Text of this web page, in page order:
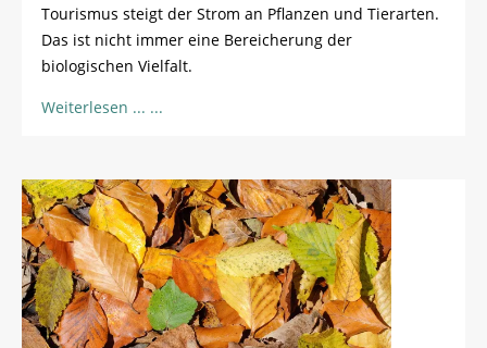
Tourismus steigt der Strom an Pflanzen und Tierarten.
Das ist nicht immer eine Bereicherung der
biologischen Vielfalt.
Weiterlesen ...